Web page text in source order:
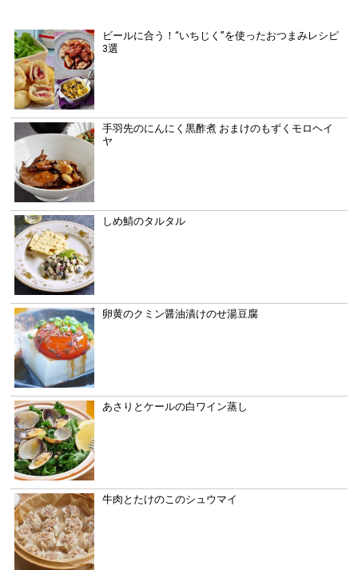
ビールに合う！“いちじく”を使ったおつまみレシピ
3選
手羽先のにんにく黒酢煮 おまけのもずくモロヘイ
ヤ
しめ鯖のタルタル
卵黄のクミン醤油漬けのせ湯豆腐
あさりとケールの白ワイン蒸し
牛肉とたけのこのシュウマイ